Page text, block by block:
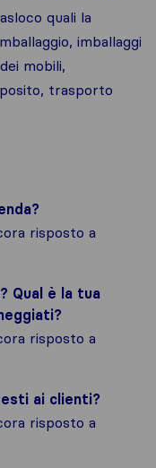
quali la
imballaggi
mobili,
trasporto
risposto a
Qual è la tua
risposto a
ai clienti?
risposto a